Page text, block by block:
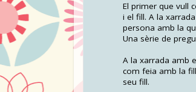
El primer que vull
i el fill. A la
persona amb la
Una sèrie de
A la xarrada amb
com feia amb la
seu fill.